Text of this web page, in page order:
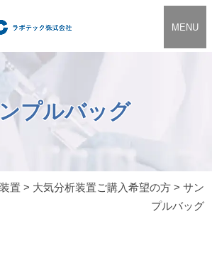
MENU
プルバッグ
置 > 大気分析装置ご購入希望の方> サン
プルバッグ